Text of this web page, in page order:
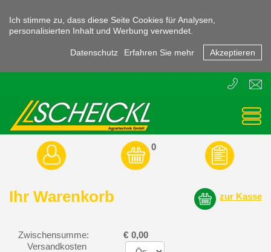
Ich stimme zu, dass diese Seite Cookies für Analysen,
personalisierten Inhalt und Werbung verwendet.
Datenschutz Erfahren Sie mehr Akzeptieren
E
T
3855
0
Ihr Warenkorb zur Kasse
Zwischensumme: € 0,00
Versandkosten